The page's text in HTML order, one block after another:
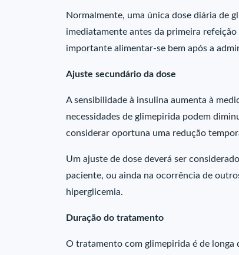
Normalmente, uma única dose diária de
imediatamente antes da primeira
importante alimentar-se bem após a
Ajuste secundário da dose
A sensibilidade à insulina aumenta à
necessidades de glimepirida podem
considerar oportuna uma redução
Um ajuste de dose deverá ser
paciente, ou ainda na ocorrência de
hiperglicemia.
Duração do tratamento
O tratamento com glimepirida é de longa